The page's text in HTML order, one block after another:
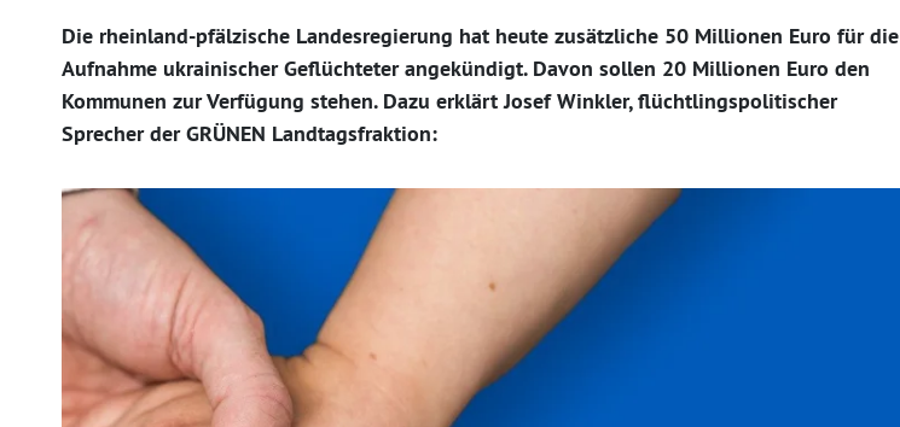
Die rheinland-pfälzische Landesregierung hat heute zusätzliche 50 Millionen Euro für die
Aufnahme ukrainischer Geflüchteter angekündigt. Davon sollen 20 Millionen Euro den
Kommunen zur Verfügung stehen. Dazu erklärt Josef Winkler, flüchtlingspolitischer
Sprecher der GRÜNEN Landtagsfraktion: